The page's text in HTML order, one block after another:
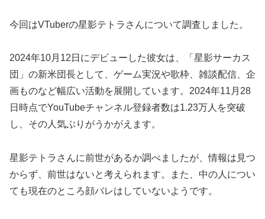
今回はVTuberの星影テトラさんについて調査しました。
2024年10月12日にデビューした彼女は、「星影サーカス
団」の新米団長として、ゲーム実況や歌枠、雑談配信、企
画ものなど幅広い活動を展開しています。2024年11月28
日時点でYouTubeチャンネル登録者数は1.23万人を突破
し、その人気ぶりがうかがえます。
星影テトラさんに前世があるか調べましたが、情報は見つ
からず、前世はないと考えられます。また、中の人につい
ても現在のところ顔バレはしていないようです。